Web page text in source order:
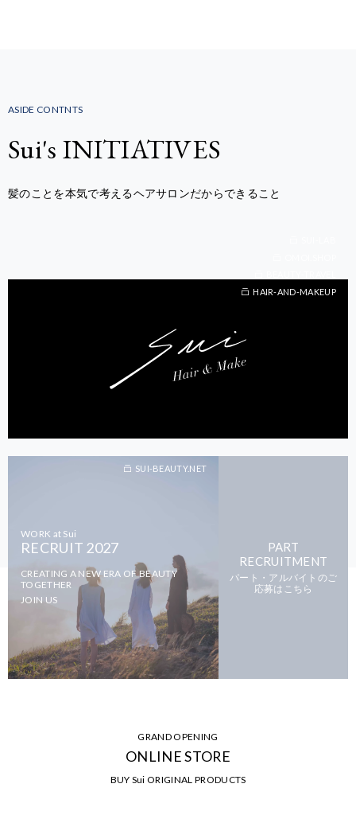
ASIDE CONTNTS
Sui's INITIATIVES
髪のことを本気で考えるヘアサロンだからできること
HAIR-AND-MAKEUP
WORK at Sui
RECRUIT 2027
CREATING A NEW ERA OF BEAUTY
TOGETHER
JOIN US
SUI-BEAUTY.NET
PART
RECRUITMENT
パート・アルバイトのご
応募はこちら
GRAND OPENING
ONLINE STORE
BUY Sui ORIGINAL PRODUCTS